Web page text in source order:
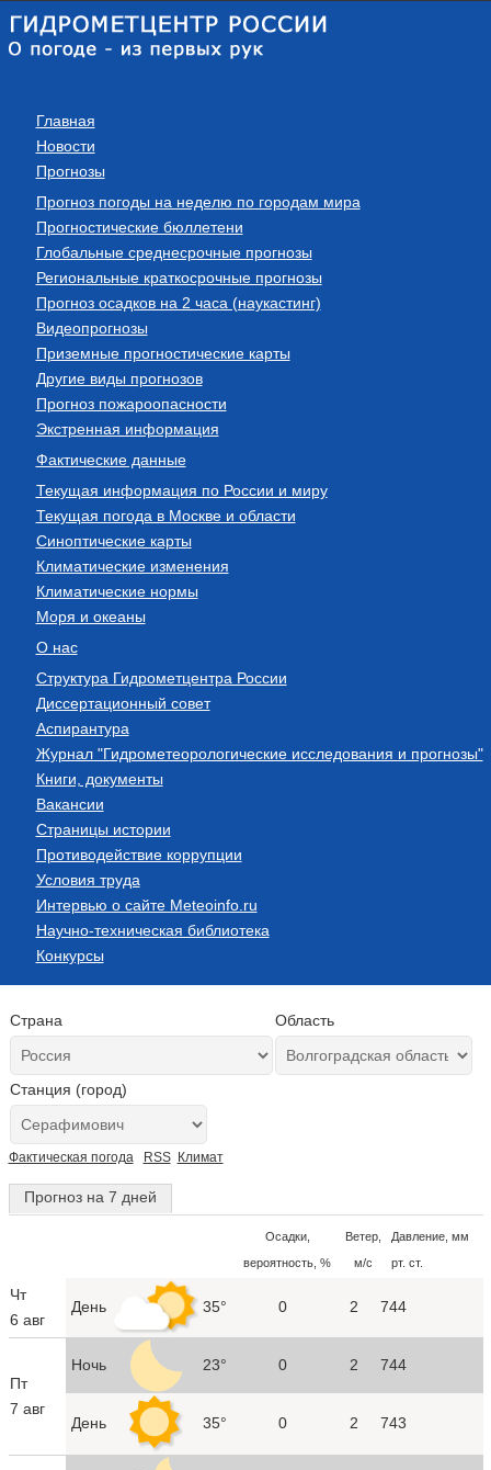
Главная
Новости
Прогнозы
Прогноз погоды на неделю по городам мира
Прогностические бюллетени
Глобальные среднесрочные прогнозы
Региональные краткосрочные прогнозы
Прогноз осадков на 2 часа (наукастинг)
Видеопрогнозы
Приземные прогностические карты
Другие виды прогнозов
Прогноз пожароопасности
Экстренная информация
Фактические данные
Текущая информация по России и миру
Текущая погода в Москве и области
Синоптические карты
Климатические изменения
Климатические нормы
Моря и океаны
О нас
Структура Гидрометцентра России
Диссертационный совет
Аспирантура
Журнал "Гидрометеорологические исследования и прогнозы"
Книги, документы
Вакансии
Страницы истории
Противодействие коррупции
Условия труда
Интервью о сайте Meteoinfo.ru
Научно-техническая библиотека
Конкурсы
Страна Область
Станция (город)
Фактическая погода RSS Климат
Прогноз на 7 дней
Осадки,
вероятность, %
Ветер,
м/с
Давление, мм
рт. ст.
Чт
6 авг
День 35° 0 2 744
Пт
7 авг
Ночь 23° 0 2 744
День 35° 0 2 743